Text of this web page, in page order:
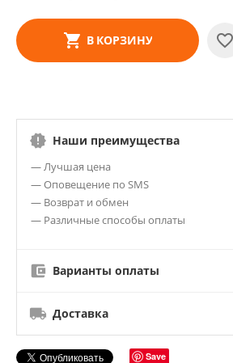
В КОРЗИНУ
Наши преимущества
— Лучшая цена
— Оповещение по SMS
— Возврат и обмен
— Различные способы оплаты
Варианты оплаты
Доставка
Save